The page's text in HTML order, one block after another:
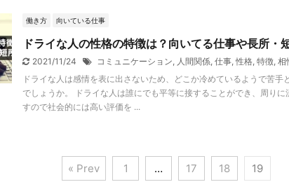
働き方 向いている仕事
ドライな人の性格の特徴は？向いてる仕事や長所・
2021/11/24 コミュニケーション, 人間関係, 仕事, 性格, 特徴, 相
ドライな人は感情を表に出さないため、どこか冷めているようで苦手
でしょうか。 ドライな人は誰にでも平等に接することができ、周り
すので社会的には高い評価を ...
« Prev 1 … 17 18 19